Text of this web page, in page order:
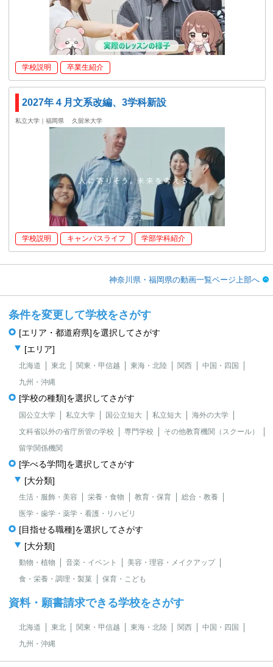
学校説明 卒業生紹介
2027年４月文系改編、3学科新設
私立大学｜福岡県 久留米大学
学校説明 キャンパスライフ 学部学科紹介
神奈川県・福岡県の動画一覧ページ上部へ
条件を変更して学校をさがす
[エリア・都道府県]を選択してさがす
[エリア]
北海道 東北 関東・甲信越 東海・北陸 関西
中国・四国
九州・沖縄
[学校の種類]を選択してさがす
国公立大学 私立大学 国公立短大 私立短大
海外の大学
文科省以外の省庁所管の学校
専門学校
その他教育機関（スクール）
留学関係機関
[学べる学問]を選択してさがす
[大分類]
生活・服飾・美容 栄養・食物 教育・保育
総合・教養
医学・歯学・薬学・看護・リハビリ
[目指せる職種]を選択してさがす
[大分類]
動物・植物 音楽・イベント
美容・理容・メイクアップ
食・栄養・調理・製菓
保育・こども
資料・願書請求できる学校をさがす
北海道 東北 関東・甲信越 東海・北陸 関西
中国・四国
九州・沖縄